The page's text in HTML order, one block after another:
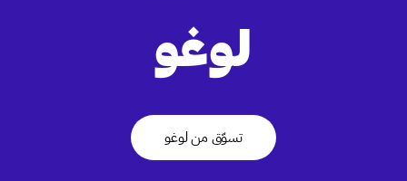
لوغو
تسوّق من لوغو